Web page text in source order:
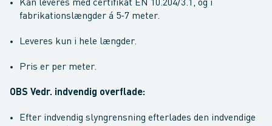
Kan leveres med certifikat EN 10.204/3.1, og i
fabrikationslængder á 5-7 meter.
Leveres kun i hele længder.
Pris er per meter.
OBS Vedr. indvendig overflade:
Efter indvendig slyngrensning efterlades den indvendige